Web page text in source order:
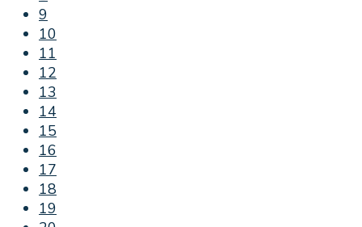
9
10
11
12
13
14
15
16
17
18
19